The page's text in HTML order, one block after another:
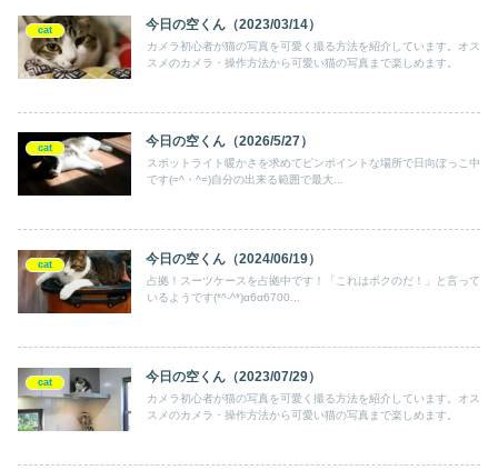
cat 今日の空くん（2023/03/14）
カメラ初心者が猫の写真を可愛く撮る方法を紹介しています。オス
スメのカメラ・操作方法から可愛い猫の写真まで楽しめます。
cat 今日の空くん（2026/5/27）
スポットライト暖かさを求めてピンポイントな場所で日向ぼっこ中
です(=^・^=)自分の出来る範囲で最大...
cat 今日の空くん（2024/06/19）
占拠！スーツケースを占拠中です！「これはボクのだ！」と言って
いるようです(*^-^*)α6α6700...
cat 今日の空くん（2023/07/29）
カメラ初心者が猫の写真を可愛く撮る方法を紹介しています。オス
スメのカメラ・操作方法から可愛い猫の写真まで楽しめます。